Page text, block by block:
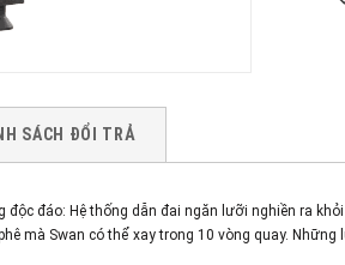
SÁCH ĐỔI TRẢ
đáo: Hệ thống dẫn đai ngăn lưỡi nghiền ra
mà Swan có thể xay trong 10 vòng quay.